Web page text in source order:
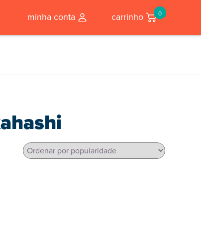
minha conta carrinho 0